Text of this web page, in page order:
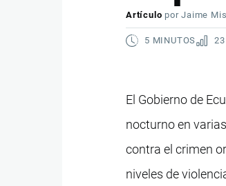
Artículo porJaime
5 MINUTOS
El Gobierno de
nocturno en
contra el crimen
niveles de